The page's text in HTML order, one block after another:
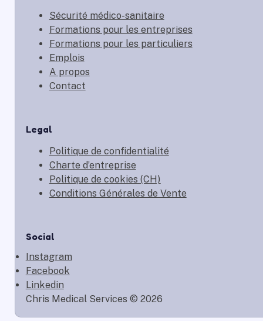
Sécurité médico-sanitaire
Formations pour les entreprises
Formations pour les particuliers
Emplois
A propos
Contact
Legal
Politique de confidentialité
Charte d’entreprise
Politique de cookies (CH)
Conditions Générales de Vente
Social
Instagram
Facebook
Linkedin
Chris Medical Services © 2026